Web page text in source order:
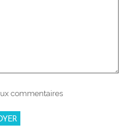
commentaires